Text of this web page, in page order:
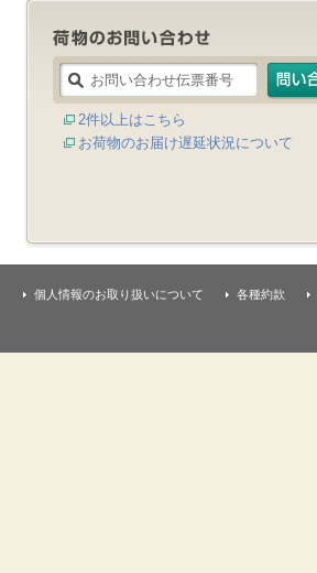
2件以上はこちら
お荷物のお届け遅延状況について
個人情報のお取り扱いについて 各種約款